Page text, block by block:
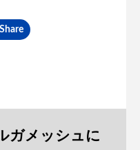
Share
ガメッシュに